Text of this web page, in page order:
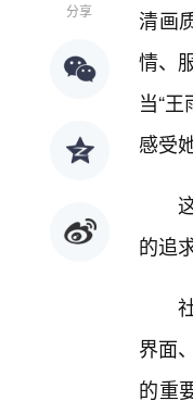
分享
清画
情、
当“
感受
的追
界面
的重